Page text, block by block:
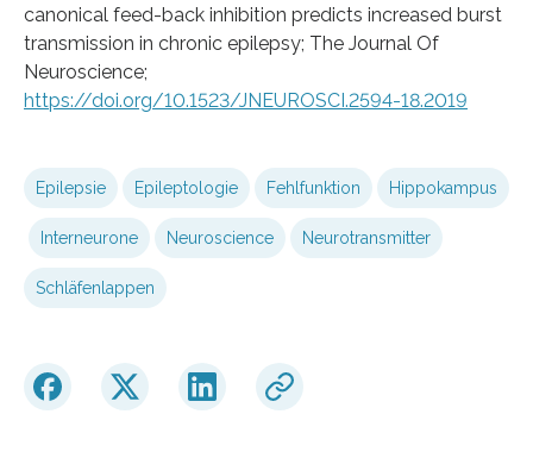
canonical feed-back inhibition predicts increased burst
transmission in chronic epilepsy; The Journal Of
Neuroscience;
https://doi.org/10.1523/JNEUROSCI.2594-18.2019
Epilepsie Epileptologie Fehlfunktion Hippokampus
Interneurone Neuroscience Neurotransmitter
Schläfenlappen